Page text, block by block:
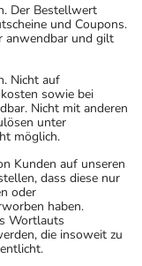
Der Bestellwert
und Coupons.
anwendbar und gilt
Nicht auf
sowie bei
Nicht mit anderen
unter
möglich.
Kunden auf unseren
dass diese nur
oder
haben.
Wortlauts
die insoweit zu